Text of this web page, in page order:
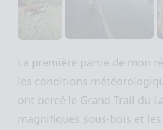
La première partie de mon
les conditions
ont bercé le Grand Trail du
magnifiques sous-bois et